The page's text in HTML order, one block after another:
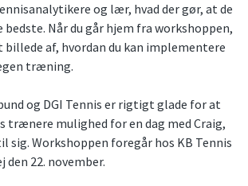
og lær, hvad der gør, at de
bedste. Når du går hjem fra workshoppen,
billede af, hvordan du kan implementere
træning.
og DGI Tennis er rigtigt glade for at
trænere mulighed for en dag med Craig,
sig. Workshoppen foregår hos KB Tennis
den 22. november.